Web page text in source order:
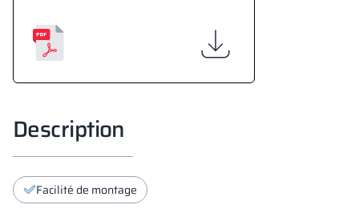
Description
Facilité de montage